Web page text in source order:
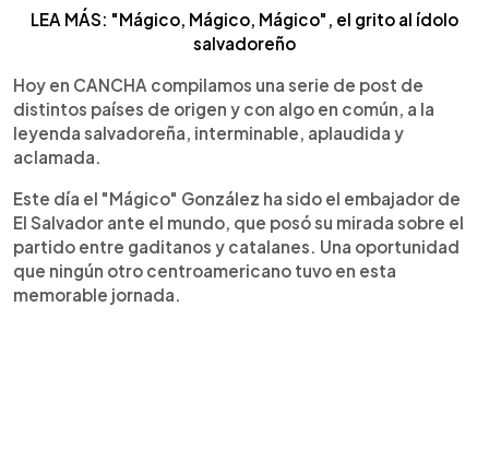
LEA MÁS: "Mágico, Mágico, Mágico", el grito al ídolo
salvadoreño
Hoy en CANCHA compilamos una serie de post de
distintos países de origen y con algo en común, a la
leyenda salvadoreña, interminable, aplaudida y
aclamada.
Este día el "Mágico" González ha sido el embajador de
El Salvador ante el mundo, que posó su mirada sobre el
partido entre gaditanos y catalanes. Una oportunidad
que ningún otro centroamericano tuvo en esta
memorable jornada.